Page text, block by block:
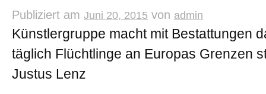
Publiziert am Juni 20, 2015 von admin
Künstlergruppe macht mit Bestattungen
täglich Flüchtlinge an Europas Grenzen
Justus Lenz